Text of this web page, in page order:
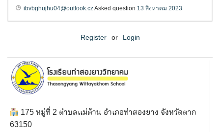
ibvbghujhu04@outlook.czAsked question 13 สิงหาคม 2023
Register or Login
175 หมู่ที่ 2 ตำบลแม่ต้าน อำเภอท่าสองยาง จังหวัดตาก
63150